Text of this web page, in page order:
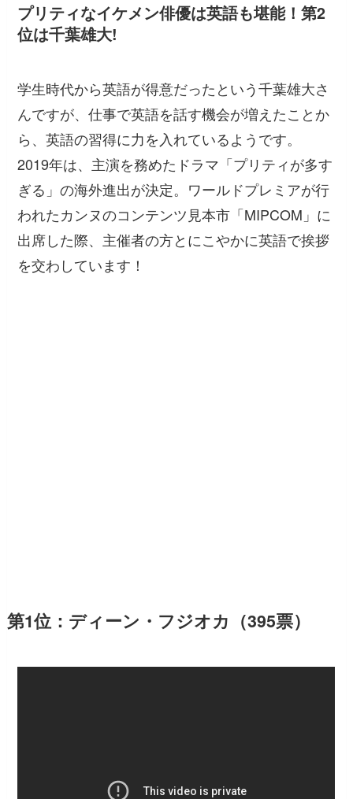
プリティなイケメン俳優は英語も堪能！第2
位は千葉雄大!
学生時代から英語が得意だったという千葉雄大さ
んですが、仕事で英語を話す機会が増えたことか
ら、英語の習得に力を入れているようです。
2019年は、主演を務めたドラマ「プリティが多す
ぎる」の海外進出が決定。ワールドプレミアが行
われたカンヌのコンテンツ見本市「MIPCOM」に
出席した際、主催者の方とにこやかに英語で挨拶
を交わしています！
第1位：ディーン・フジオカ（395票）